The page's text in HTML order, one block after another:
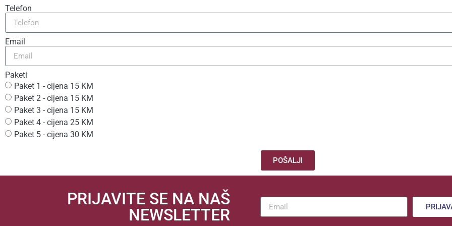
Telefon
Email
Paketi
Paket 1 - cijena 15 KM
Paket 2 - cijena 15 KM
Paket 3 - cijena 15 KM
Paket 4 - cijena 25 KM
Paket 5 - cijena 30 KM
POŠALJI
PRIJAVITE SE NA NAŠ
NEWSLETTER